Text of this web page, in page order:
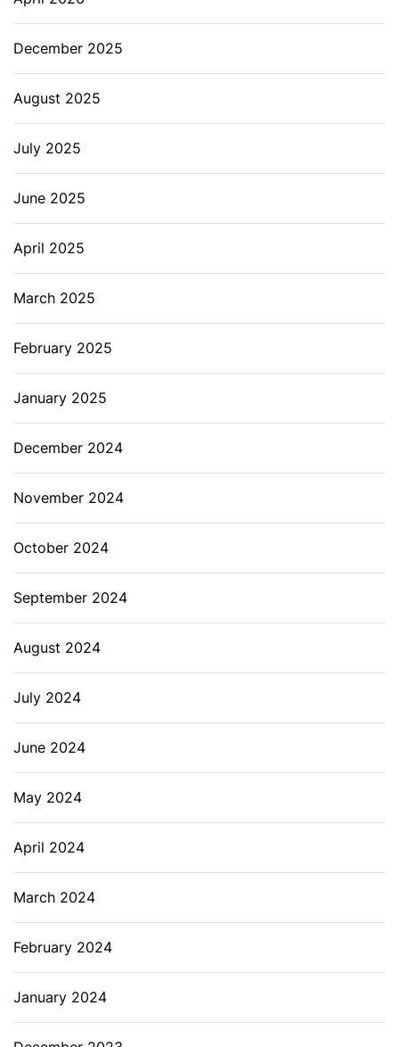
December 2025
August 2025
July 2025
June 2025
April 2025
March 2025
February 2025
January 2025
December 2024
November 2024
October 2024
September 2024
August 2024
July 2024
June 2024
May 2024
April 2024
March 2024
February 2024
January 2024